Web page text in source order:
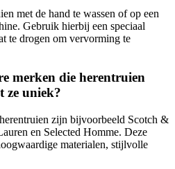
met de hand te wassen of op een
Gebruik hierbij een speciaal
te drogen om vervorming te
merken die herentruien
ze uniek?
zijn bijvoorbeeld Scotch &
en Selected Homme. Deze
materialen, stijlvolle